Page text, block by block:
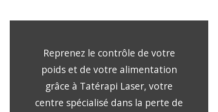
Reprenez le contrôle de votre
poids et de votre alimentation
grâce à Tatérapi Laser, votre
centre spécialisé dans la perte de